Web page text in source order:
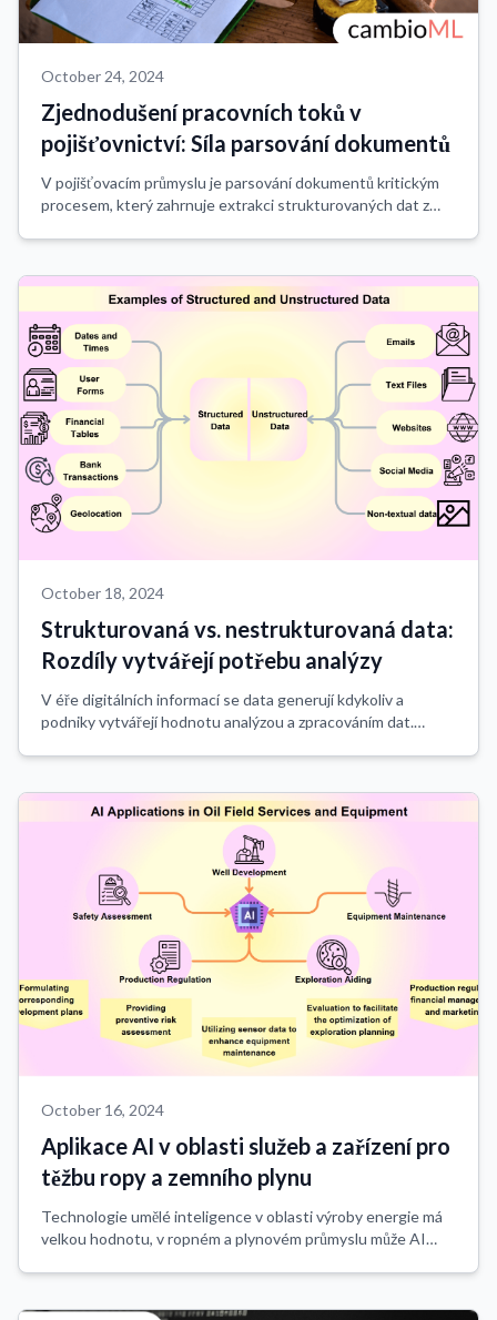
October 24, 2024
Zjednodušení pracovních toků v
pojišťovnictví: Síla parsování dokumentů
V pojišťovacím průmyslu je parsování dokumentů kritickým
procesem, který zahrnuje extrakci strukturovaných dat z
October 18, 2024
Strukturovaná vs. nestrukturovaná data:
Rozdíly vytvářejí potřebu analýzy
V éře digitálních informací se data generují kdykoliv a
podniky vytvářejí hodnotu analýzou a zpracováním dat.
October 16, 2024
Aplikace AI v oblasti služeb a zařízení pro
těžbu ropy a zemního plynu
Technologie umělé inteligence v oblasti výroby energie má
velkou hodnotu, v ropném a plynovém průmyslu může AI